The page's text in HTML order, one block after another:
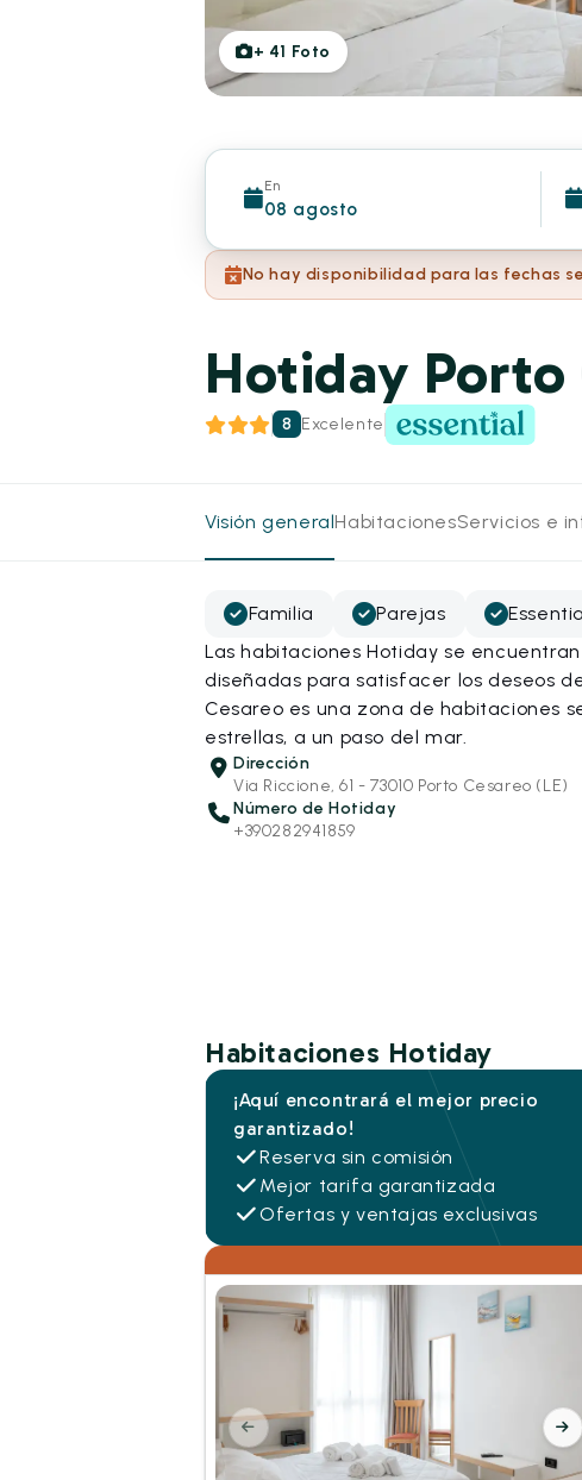
+ 41 Foto
En
08 agosto
No hay disponibilidad para las fechas
Hotiday Porto
8 Excelente
Visión generalHabitacionesServicios e
Familia Parejas
Las habitaciones Hotiday se
diseñadas para satisfacer los deseos
Cesareo es una zona de habitaciones
estrellas, a un paso del mar.
Dirección
Via Riccione, 61 - 73010 Porto Cesareo (LE)
Número de Hotiday
+390282941859
Habitaciones Hotiday
¡Aquí encontrará el mejor precio
garantizado!
Reserva sin comisión
Mejor tarifa garantizada
Ofertas y ventajas exclusivas